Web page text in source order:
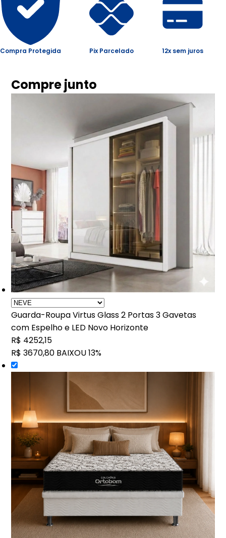
Compra Protegida Pix Parcelado 12x sem juros
Compre junto
Guarda-Roupa Virtus Glass 2 Portas 3 Gavetas
com Espelho e LED Novo Horizonte
R$ 4252,15
R$ 3670,80 BAIXOU 13%